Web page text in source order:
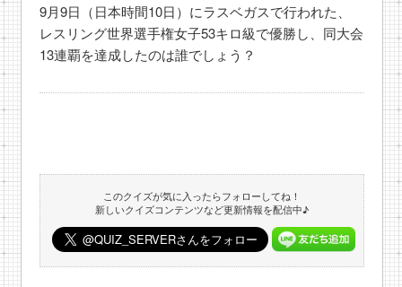
9月9日（日本時間10日）にラスベガスで行われた、
レスリング世界選手権女子53キロ級で優勝し、同大会
13連覇を達成したのは誰でしょう？
このクイズが気に入ったらフォローしてね！
新しいクイズコンテンツなど更新情報を配信中♪